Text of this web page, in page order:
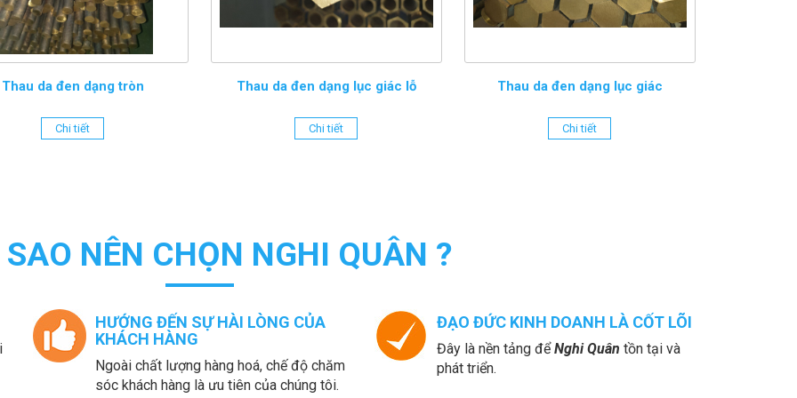
Thau da đen dạng tròn
Chi tiết
Thau da đen dạng lục giác lỗ
Chi tiết
Thau da đen dạng lục giác
Chi tiết
NÊN CHỌN NGHI QUÂN ?
HƯỚNG ĐẾN SỰ HÀI LÒNG CỦA
KHÁCH HÀNG
Ngoài chất lượng hàng hoá, chế độ chăm
sóc khách hàng là ưu tiên của chúng tôi.
ĐẠO ĐỨC KINH DOANH LÀ CỐT LÕI
Đây là nền tảng đểNghi Quân tồn tại và
phát triển.